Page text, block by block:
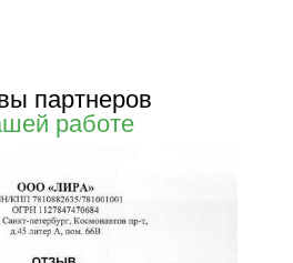
партнеров
работе